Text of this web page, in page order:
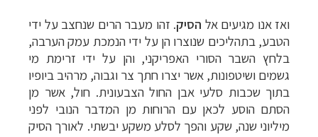
ואז אנו מגיעים אל הסיק. זהו מעבר הרים שנחצב על ידי
הטבע, בתהליכים שנוצרו הן על ידי הנמכת עמק הערבה,
בלחץ השבר הסורי האפריקני, והן על ידי זרימת מי
גשמים ושיטפונות, אשר יצרו חתך צר וגבוה, מרהיב ביופיו
בתוך שכבות סלעי אבן החול הצבעונית. חול, אשר מן
הסתם הוסע לכאן עם הרוחות מן המדבר הנובי לפני
מיליוני שנה, שקע והפך לסלע משקע יבשתי. לאורך הסיק